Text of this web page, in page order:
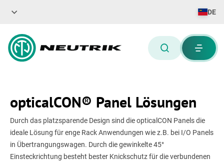
DE
opticalCON® Panel Lösungen
Durch das platzsparende Design sind die opticalCON Panels die
ideale Lösung für enge Rack Anwendungen wie z.B. bei I/O Panels
in Übertrangungswagen. Durch die gewinkelte 45°
Einsteckrichtung besteht bester Knickschutz für die verbundenen